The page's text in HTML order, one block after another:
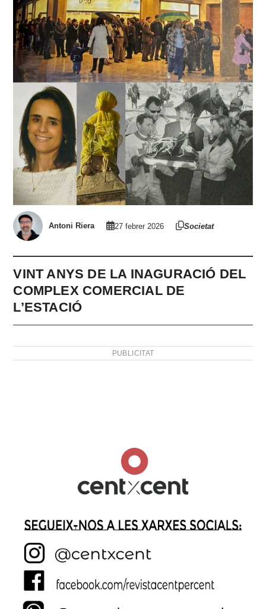
Antoni Riera 27 febrer 2026 Societat
VINT ANYS DE LA INAGURACIÓ DEL
COMPLEX COMERCIAL DE
L’ESTACIÓ
PUBLICITAT